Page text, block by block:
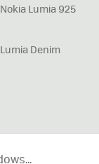
Nokia Lumia 925
Lumia Denim